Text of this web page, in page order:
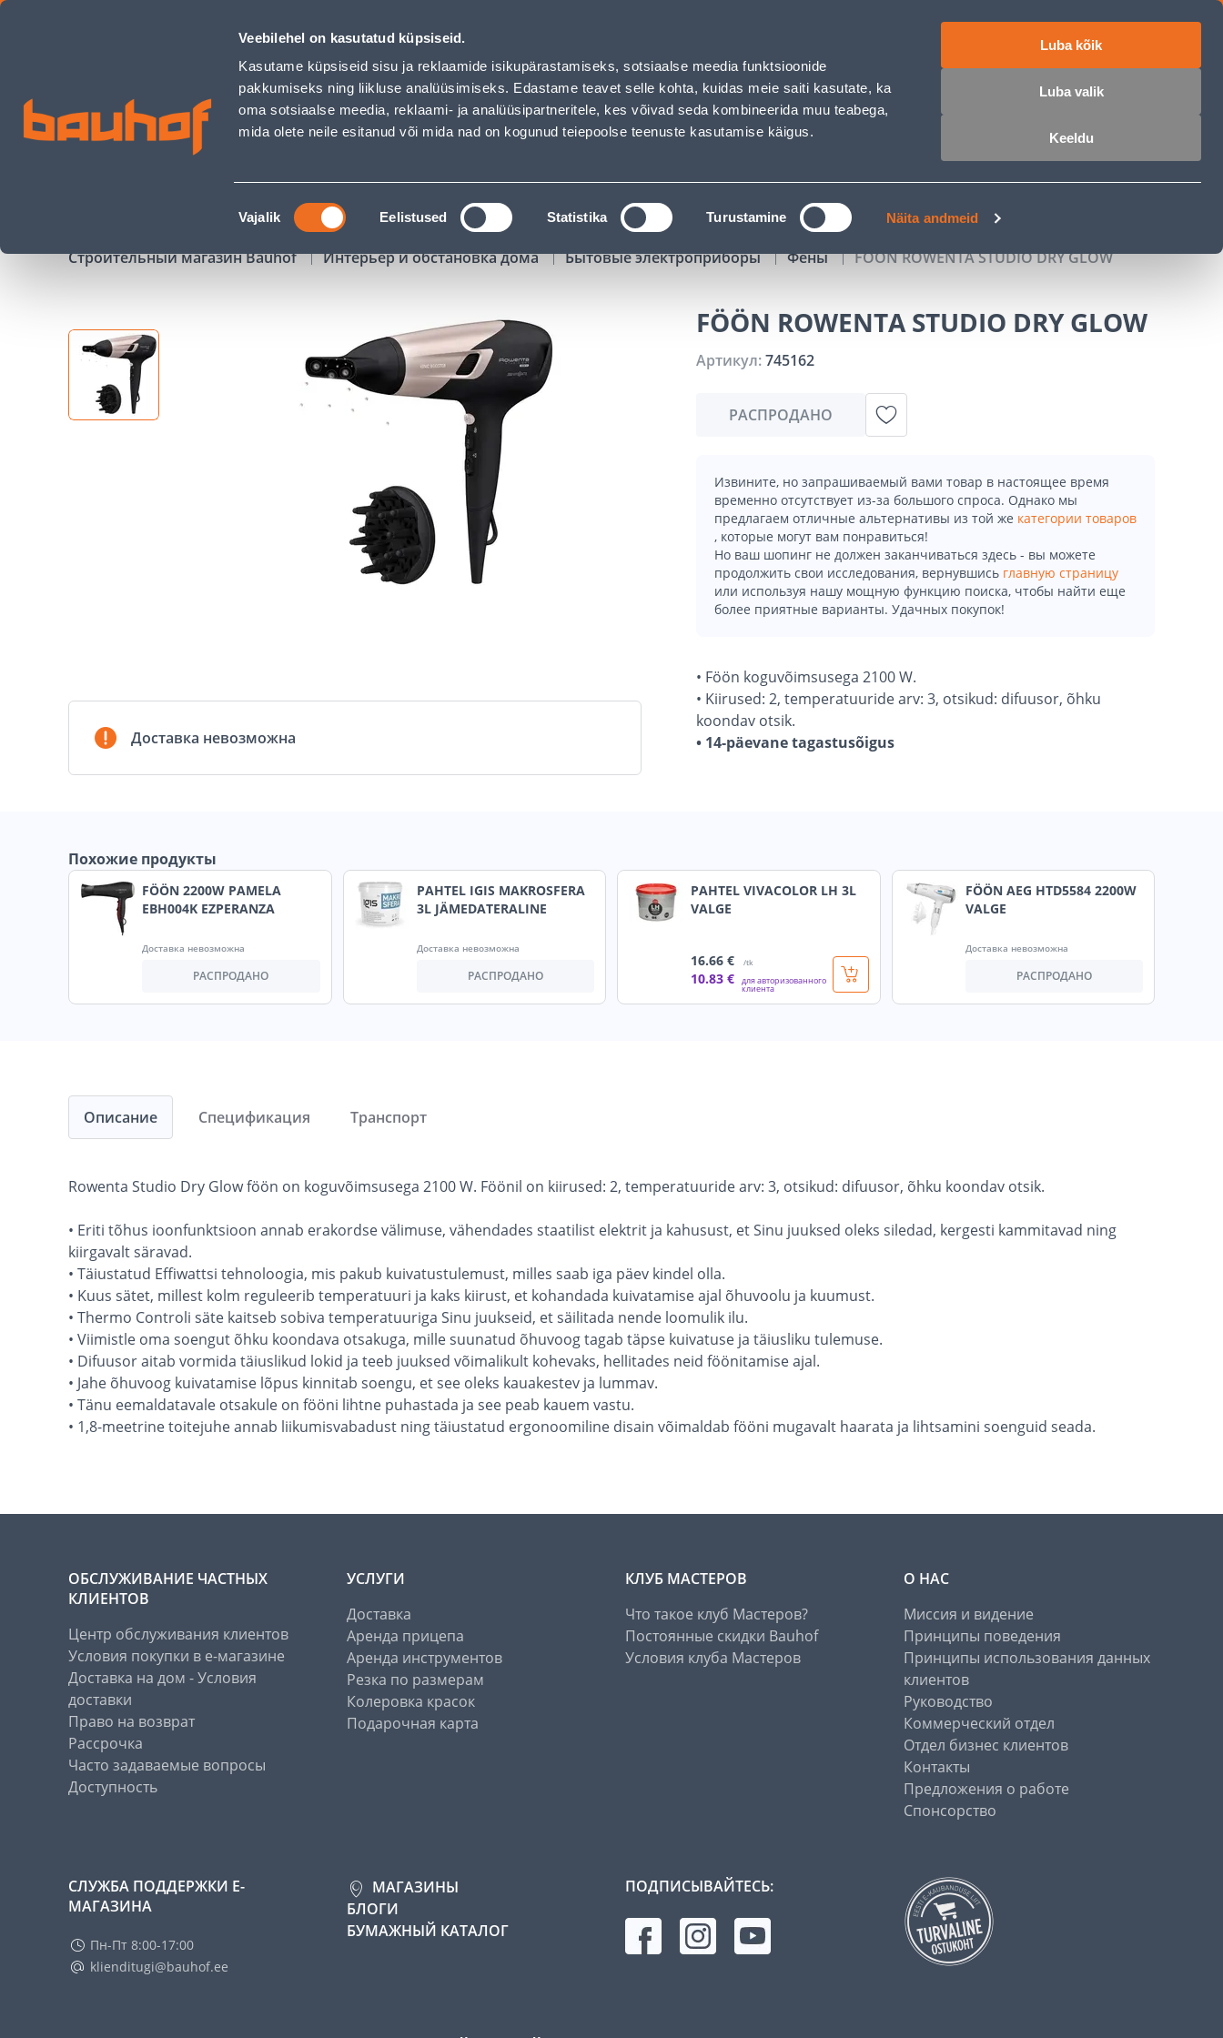
Veebilehel on kasutatud küpsiseid.
Kasutame küpsiseid sisu ja reklaamide isikupärastamiseks, sotsiaalse meedia funktsioonide
pakkumiseks ning liikluse analüüsimiseks. Edastame teavet selle kohta, kuidas meie saiti kasutate, ka
oma sotsiaalse meedia, reklaami- ja analüüsipartneritele, kes võivad seda kombineerida muu teabega,
mida olete neile esitanud või mida nad on kogunud teiepoolse teenuste kasutamise käigus.
Nõusoleku
valik
Vajalik Eelistused Statistika Turustamine Näita andmeid
Luba kõik
Luba valik
Keeldu
FÖÖN ROWENTA STUDIO DRY GLOW - Bauhof has loaded
Обслуживание бизнес-клиентов Обслуживание частных клиентов Услуги Предложения о работе
ПОИСК
АКЦИИ КАТАЛОГИ АРЕНДА ИНСТРУМЕНТОВ РАССРОЧКА
Строительный магазин Bauhof Интерьер и обстановка дома Бытовые электроприборы Фены FÖÖN ROWENTA STUDIO DRY GLOW
Доставка невозможна
FÖÖN ROWENTA STUDIO DRY GLOW
Артикул:745162
РАСПРОДАНО
Извините, но запрашиваемый вами товар в настоящее время
временно отсутствует из-за большого спроса. Однако мы
предлагаем отличные альтернативы из той же категории товаров
, которые могут вам понравиться!
Но ваш шопинг не должен заканчиваться здесь - вы можете
продолжить свои исследования, вернувшись главную страницу
или используя нашу мощную функцию поиска, чтобы найти еще
более приятные варианты. Удачных покупок!
• Föön koguvõimsusega 2100 W.
• Kiirused: 2, temperatuuride arv: 3, otsikud: difuusor, õhku
koondav otsik.
• 14-päevane tagastusõigus
Похожие продукты
FÖÖN 2200W PAMELA
EBH004K EZPERANZA
Доставка невозможна
РАСПРОДАНО
PAHTEL IGIS MAKROSFERA
3L JÄMEDATERALINE
Доставка невозможна
РАСПРОДАНО
PAHTEL VIVACOLOR LH 3L
VALGE
16.66 € /tk
10.83 € для авторизованного
клиента
FÖÖN AEG HTD5584 2200W
VALGE
Доставка невозможна
РАСПРОДАНО
Описание
Rowenta Studio Dry Glow föön on koguvõimsusega 2100 W. Föönil on kiirused: 2, temperatuuride arv: 3, otsikud: difuusor, õhku koondav otsik.
• Eriti tõhus ioonfunktsioon annab erakordse välimuse, vähendades staatilist elektrit ja kahusust, et Sinu juuksed oleks siledad, kergesti kammitavad ning
kiirgavalt säravad.
• Täiustatud Effiwattsi tehnoloogia, mis pakub kuivatustulemust, milles saab iga päev kindel olla.
• Kuus sätet, millest kolm reguleerib temperatuuri ja kaks kiirust, et kohandada kuivatamise ajal õhuvoolu ja kuumust.
• Thermo Controli säte kaitseb sobiva temperatuuriga Sinu juukseid, et säilitada nende loomulik ilu.
• Viimistle oma soengut õhku koondava otsakuga, mille suunatud õhuvoog tagab täpse kuivatuse ja täiusliku tulemuse.
• Difuusor aitab vormida täiuslikud lokid ja teeb juuksed võimalikult kohevaks, hellitades neid föönitamise ajal.
• Jahe õhuvoog kuivatamise lõpus kinnitab soengu, et see oleks kauakestev ja lummav.
• Tänu eemaldatavale otsakule on fööni lihtne puhastada ja see peab kauem vastu.
• 1,8-meetrine toitejuhe annab liikumisvabadust ning täiustatud ergonoomiline disain võimaldab fööni mugavalt haarata ja lihtsamini soenguid seada.
Спецификация Транспорт
ОБСЛУЖИВАНИЕ ЧАСТНЫХ
КЛИЕНТОВ
Центр обслуживания клиентов
Условия покупки в е-магазине
Доставка на дом - Условия
доставки
Право на возврат
Рассрочка
Часто задаваемые вопросы
Доступность
УСЛУГИ
Доставка
Аренда прицепа
Аренда инструментов
Резка по размерам
Колеровка красок
Подарочная карта
КЛУБ МАСТЕРОВ
Что такое клуб Мастеров?
Постоянные скидки Bauhof
Условия клуба Мастеров
О НАС
Миссия и видение
Принципы поведения
Принципы использования данных
клиентов
Руководство
Коммерческий отдел
Отдел бизнес клиентов
Контакты
Предложения о работе
Спонсорство
СЛУЖБА ПОДДЕРЖКИ Е-
МАГАЗИНА
Пн-Пт 8:00-17:00
klienditugi@bauhof.ee
МАГАЗИНЫ
БЛОГИ
БУМАЖНЫЙ КАТАЛОГ
ПОДПИСЫВАЙТЕСЬ: